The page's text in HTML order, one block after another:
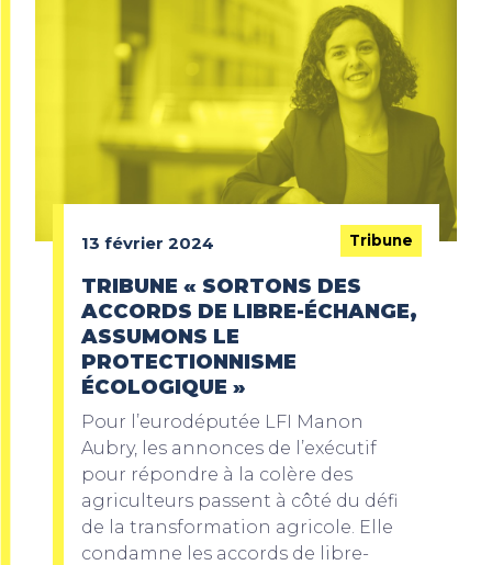
13 février 2024 Tribune
TRIBUNE « SORTONS DES
ACCORDS DE LIBRE-ÉCHANGE,
ASSUMONS LE
PROTECTIONNISME
ÉCOLOGIQUE »
Pour l’eurodéputée LFI Manon
Aubry, les annonces de l’exécutif
pour répondre à la colère des
agriculteurs passent à côté du défi
de la transformation agricole. Elle
condamne les accords de libre-